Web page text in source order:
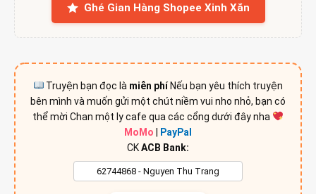
Ghé Gian Hàng Shopee Xinh Xắn
Truyện bạn đọc là miễn phíNếu bạn yêu thích truyện
bên mình và muốn gửi một chút niềm vui nho nhỏ, bạn có
thể mời Chan một ly cafe qua các cổng dưới đây nha
MoMo
PayPal
CKACB Bank: